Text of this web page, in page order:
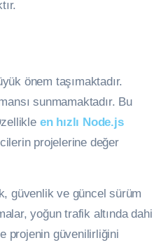
önem taşımaktadır.
sunmamaktadır. Bu
en hızlı Node.js
projelerine değer
güvenlik ve güncel sürüm
yoğun trafik altında dahi
projenin güvenilirliğini